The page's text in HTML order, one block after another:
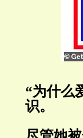
“为什么
识。